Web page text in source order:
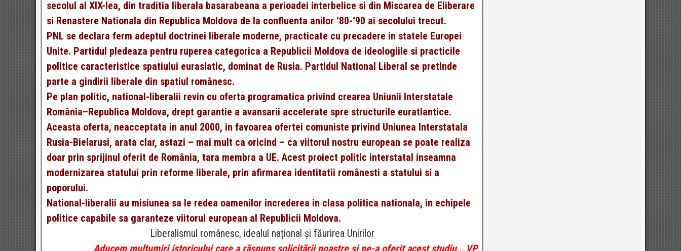
secolul al XIX-lea, din traditia liberala basarabeana a perioadei interbelice si din Miscarea de Eliberare
si Renastere Nationala din Republica Moldova de la confluenta anilor ‘80-‘90 ai secolului trecut.
PNL se declara ferm adeptul doctrinei liberale moderne, practicate cu precadere in statele Europei
Unite. Partidul pledeaza pentru ruperea categorica a Republicii Moldova de ideologiile si practicile
politice caracteristice spatiului eurasiatic, dominat de Rusia. Partidul National Liberal se pretinde
parte a gindirii liberale din spatiul românesc.
Pe plan politic, national-liberalii revin cu oferta programatica privind crearea Uniunii Interstatale
România–Republica Moldova, drept garantie a avansarii accelerate spre structurile euratlantice.
Aceasta oferta, neacceptata in anul 2000, in favoarea ofertei comuniste privind Uniunea Interstatala
Rusia-Bielarusi, arata clar, astazi – mai mult ca oricind – ca viitorul nostru european se poate realiza
doar prin sprijinul oferit de România, tara membra a UE. Acest proiect politic interstatal inseamna
modernizarea statului prin reforme liberale, prin afirmarea identitatii românesti a statului si a
poporului.
National-liberalii au misiunea sa le redea oamenilor increderea in clasa politica nationala, in echipele
politice capabile sa garanteze viitorul european al Republicii Moldova.
Liberalismul românesc, idealul național și făurirea Unirilor
Aducem mulțumiri istoricului care a răspuns solicitării noastre și ne-a oferit acest studiu… VP